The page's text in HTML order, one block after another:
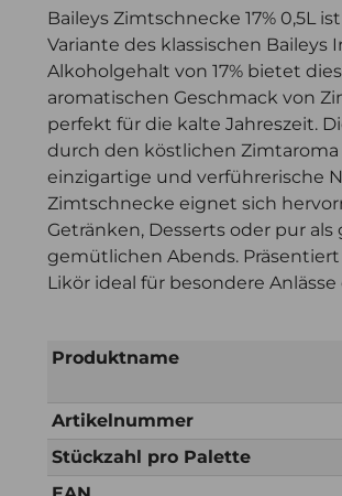
Baileys Zimtschnecke 17% 0,5L
Variante des klassischen Baileys
Alkoholgehalt von 17% bietet
aromatischen Geschmack von
perfekt für die kalte Jahreszeit.
durch den köstlichen Zimtaroma
einzigartige und verführerische
Zimtschnecke eignet sich
Getränken, Desserts oder pur
gemütlichen Abends. Präsentiert
Likör ideal für besondere
Produktname
Artikelnummer
Stückzahl pro Palette